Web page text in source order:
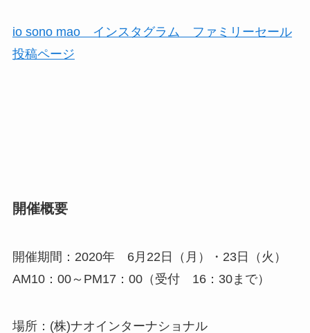
io sono mao インスタグラム ファミリーセール
投稿ページ
開催概要
開催期間：2020年 6月22日（月）・23日（火）
AM10：00～PM17：00（受付 16：30まで）
​​​​​場所：(株)ナオインターナショナル